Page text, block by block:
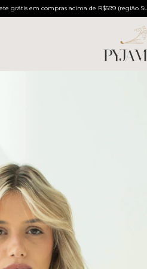
grátis em compras acima de R$599 (região